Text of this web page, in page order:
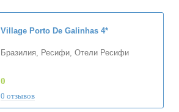
Village Porto De Galinhas 4*
Бразилия, Ресифи, Отели Ресифи
0
0 отзывов